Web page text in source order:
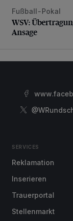
WSV:
Fußball-Pokal
WSV:
Ansage
SERVICES
Reklamation
Inserieren
Trauerportal
Stellenmarkt